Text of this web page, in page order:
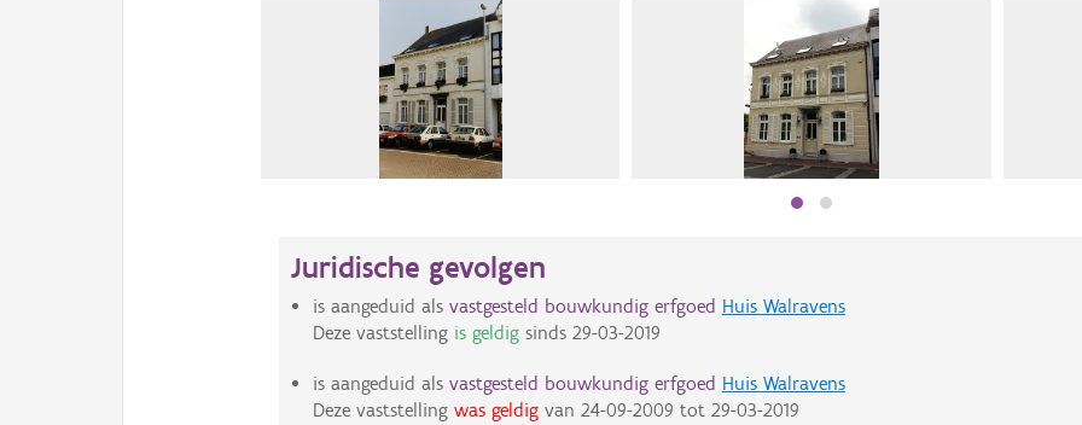
Juridische gevolgen
is aangeduid als vastgesteld bouwkundig erfgoed Huis Walravens
Deze vaststelling is geldigsinds 29-03-2019
is aangeduid als vastgesteld bouwkundig erfgoed Huis Walravens
Deze vaststelling was geldigvan 24-09-2009 tot 29-03-2019